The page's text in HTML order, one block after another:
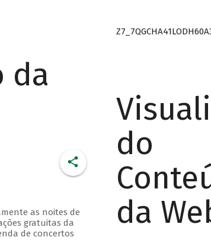
da
as noites de
gratuitas da
de concertos
do
da